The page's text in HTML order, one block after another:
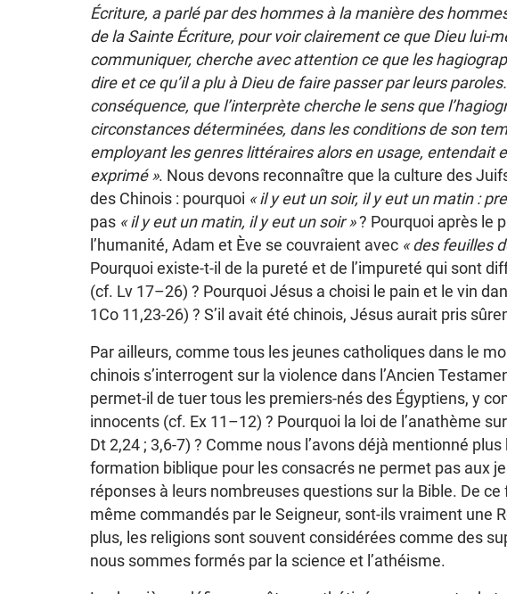
Écriture, a parlé par des hommes à la manière des
de la Sainte Écriture, pour voir clairement ce que Dieu lui-
communiquer, cherche avec attention ce que les
dire et ce qu’il a plu à Dieu de faire passer par leurs
conséquence, que l’interprète cherche le sens que
circonstances déterminées, dans les conditions de son
employant les genres littéraires alors en usage, entendait
exprimé ». Nous devons reconnaître que la culture des
des Chinois : pourquoi « il y eut un soir, il y eut un matin :
pas « il y eut un matin, il y eut un soir »? Pourquoi après le
l’humanité, Adam et Ève se couvraient avec « des feuilles
Pourquoi existe-t-il de la pureté et de l’impureté qui sont
(cf. Lv 17–26) ? Pourquoi Jésus a choisi le pain et le vin
1Co 11,23-26) ? S’il avait été chinois, Jésus aurait pris
Par ailleurs, comme tous les jeunes catholiques dans le
chinois s’interrogent sur la violence dans l’Ancien
permet-il de tuer tous les premiers-nés des Égyptiens, y
innocents (cf. Ex 11–12) ? Pourquoi la loi de l’anathème
Dt 2,24 ; 3,6-7) ? Comme nous l’avons déjà mentionné
formation biblique pour les consacrés ne permet pas aux
réponses à leurs nombreuses questions sur la Bible. De
même commandés par le Seigneur, sont-ils vraiment une
plus, les religions sont souvent considérées comme des
nous sommes formés par la science et l’athéisme.